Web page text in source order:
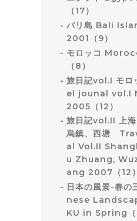
（17）
バリ島 Bali
2001（9）
モロッコ
（8）
旅日記vol.I モロ
el jounal vol.I
2005（12）
旅日記vol.II 上海
烏鎮、西塘
al Vol.II
u Zhuang,
ang 2007（12）
日本の風景-春
nese
KU in Spring（